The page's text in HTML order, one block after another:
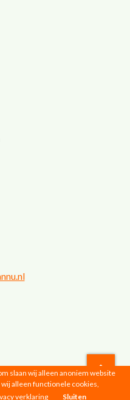
|Privacyverklaring
slaan wij alleen anoniem website
alleen functionele cookies,
verklaring Sluiten